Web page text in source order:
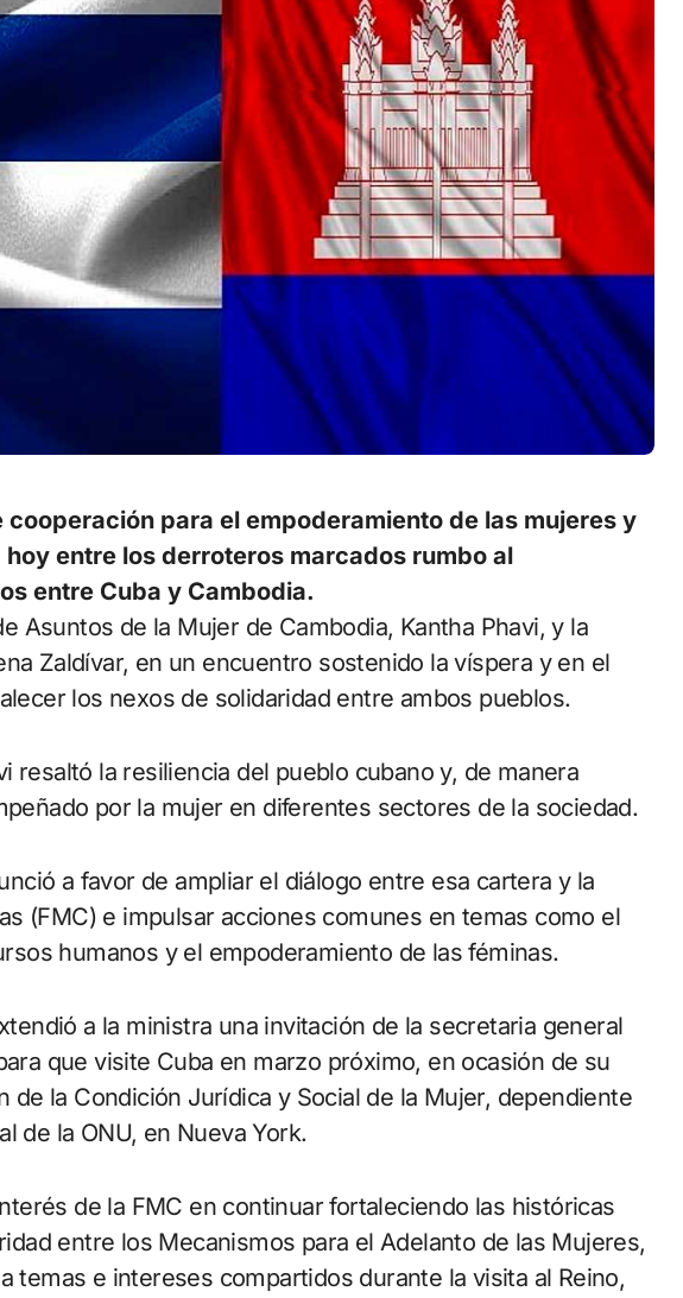
para el empoderamiento de las mujeres y
entre los derroteros marcados rumbo al
entre Cuba y Cambodia.
Zaldívar, en un encuentro sostenido la víspera y en el
los nexos de solidaridad entre ambos pueblos.
resaltó la resiliencia del pueblo cubano y, de manera
por la mujer en diferentes sectores de la sociedad.
a favor de ampliar el diálogo entre esa cartera y la
(FMC) e impulsar acciones comunes en temas como el
humanos y el empoderamiento de las féminas.
a la ministra una invitación de la secretaria general
que visite Cuba en marzo próximo, en ocasión de su
de la Condición Jurídica y Social de la Mujer, dependiente
de la ONU, en Nueva York.
de la FMC en continuar fortaleciendo las históricas
entre los Mecanismos para el Adelanto de las Mujeres,
temas e intereses compartidos durante la visita al Reino,